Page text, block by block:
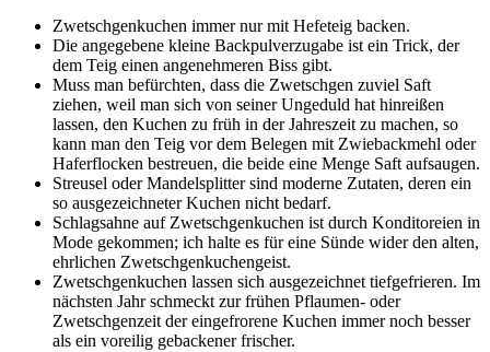
Zwetschgenkuchen immer nur mit Hefeteig backen.
Die angegebene kleine Backpulverzugabe ist ein Trick, der
dem Teig einen angenehmeren Biss gibt.
Muss man befürchten, dass die Zwetschgen zuviel Saft
ziehen, weil man sich von seiner Ungeduld hat hinreißen
lassen, den Kuchen zu früh in der Jahreszeit zu machen, so
kann man den Teig vor dem Belegen mit Zwiebackmehl oder
Haferflocken bestreuen, die beide eine Menge Saft aufsaugen.
Streusel oder Mandelsplitter sind moderne Zutaten, deren ein
so ausgezeichneter Kuchen nicht bedarf.
Schlagsahne auf Zwetschgenkuchen ist durch Konditoreien in
Mode gekommen; ich halte es für eine Sünde wider den alten,
ehrlichen Zwetschgenkuchengeist.
Zwetschgenkuchen lassen sich ausgezeichnet tiefgefrieren. Im
nächsten Jahr schmeckt zur frühen Pflaumen- oder
Zwetschgenzeit der eingefrorene Kuchen immer noch besser
als ein voreilig gebackener frischer.